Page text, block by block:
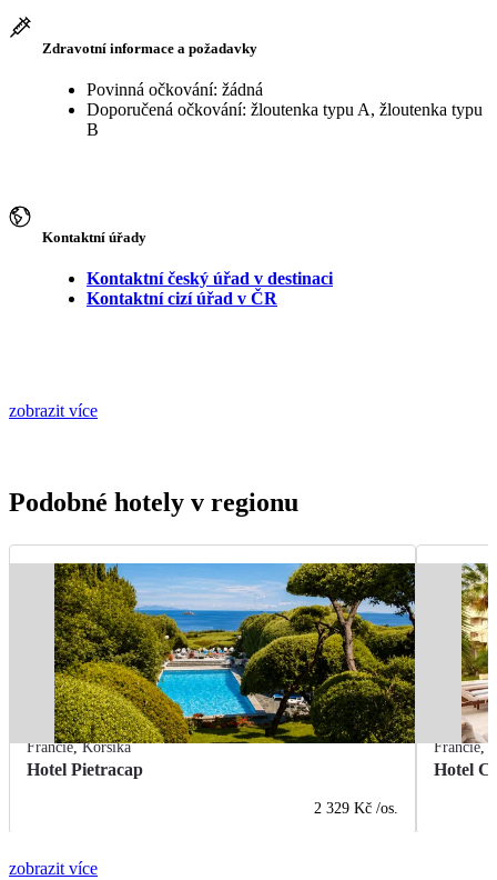
Zdravotní informace a požadavky
Povinná očkování: žádná
Doporučená očkování: žloutenka typu A, žloutenka typu
B
Kontaktní úřady
Kontaktní český úřad v destinaci
Kontaktní cizí úřad v ČR
zobrazit více
Podobné hotely v regionu
Francie,Korsika
Hotel Pietracap
2 329 Kč /os.
Francie,
Hotel
zobrazit více